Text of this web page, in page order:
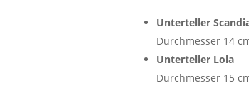
Unterteller
Durchmesser 14
Unterteller Lola
Durchmesser 15